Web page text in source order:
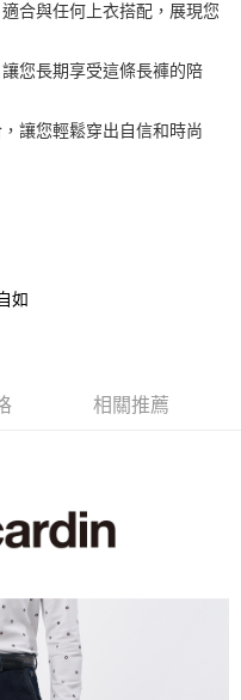
費
費
費
費
費
合與任何上衣搭配，展現您
您長期享受這條長褲的陪
讓您輕鬆穿出自信和時尚
如
相關推薦